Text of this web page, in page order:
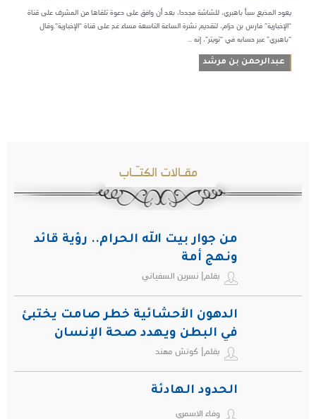
يعود المذيع سبأ باهبري، للشاشة مجددا، بعد أن وافق على دعوة تلقاها من المشرف على قناة
“الإخبارية” فارس بن حزام، لتقديم نشرة الساعة التاسعة مساء غدٍ على قناة “الإخبارية”.وقال
“باهبري” عبر حسابه في “تويتر”، إنه ...
عبدالرحمن بن مرشد
مقـالات الكتـّـاب
من جوار بيت الله الحرام.. رؤية قائد
ونهج أمة
بقلم| نسرين السفياني
الدهون الأحشائية خطر صامت يختبئ
في البطن ويهدد صحة الإنسان
بقلم| كوتش مهند
الحدود الهادئة
وفاء الاسمري